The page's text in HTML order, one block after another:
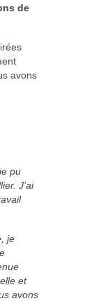
de
avons
pu
J’ai
je
et
avons